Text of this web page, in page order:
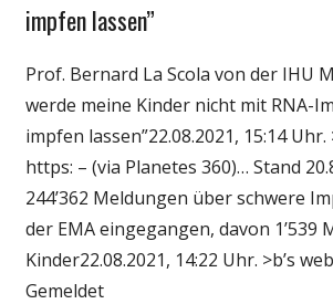
Wirtschaft
Wissenschaft
impfen lassen”
Prof. Bernard La Scola von der IHU
werde meine Kinder nicht mit RNA-
impfen lassen”22.08.2021, 15:14 Uhr.
https: – (via Planetes 360)… Stand
244’362 Meldungen über schwere
der EMA eingegangen, davon 1’539
Kinder22.08.2021, 14:22 Uhr. >b’s
Gemeldet